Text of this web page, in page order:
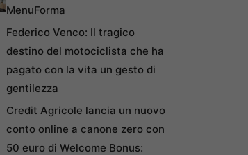
MenuForma
Federico Venco: Il tragico
destino del motociclista che ha
pagato con la vita un gesto di
gentilezza
Credit Agricole lancia un nuovo
conto online a canone zero con
50 euro di Welcome Bonus: